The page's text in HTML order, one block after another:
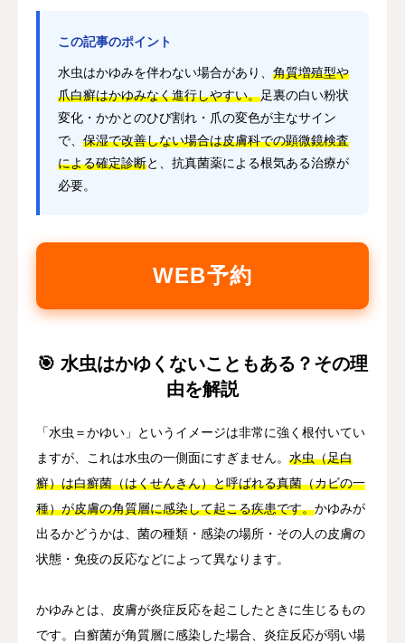
この記事のポイント
水虫はかゆみを伴わない場合があり、 角質増殖型や
爪白癬はかゆみなく進行しやすい。足裏の白い粉状
変化・かかとのひび割れ・爪の変色が主なサイン
で、 保湿で改善しない場合は皮膚科での顕微鏡検査
による確定診断と、抗真菌薬による根気ある治療が
必要。
WEB予約
🎯 水虫はかゆくないこともある？その理
由を解説
「水虫＝かゆい」というイメージは非常に強く根付いてい
ますが、これは水虫の一側面にすぎません。 水虫（足白
癬）は白癬菌（はくせんきん）と呼ばれる真菌（カビの一
種）が皮膚の角質層に感染して起こる疾患です。かゆみが
出るかどうかは、菌の種類・感染の場所・その人の皮膚の
状態・免疫の反応などによって異なります。
かゆみとは、皮膚が炎症反応を起こしたときに生じるもの
です。白癬菌が角質層に感染した場合、炎症反応が弱い場